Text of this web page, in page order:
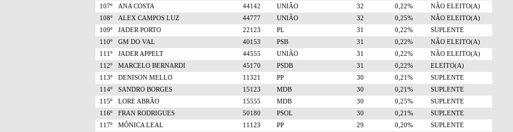
107º
ANA COSTA 44142 UNIÃO 32 0,22%
NÃO ELEITO(A)
108º
ALEX CAMPOS LUZ 44777 UNIÃO 32 0,25%
NÃO ELEITO(A)
109º
JADER PORTO 22123 PL 31 0,22%
SUPLENTE
110º
GM DO VAL 40153 PSB 31 0,22%
NÃO ELEITO(A)
111º
JADER APPELT 44555 UNIÃO 31 0,22%
NÃO ELEITO(A)
112º
MARCELO BERNARDI 45170 PSDB 31 0,22%
ELEITO(A)
113º
DENISON MELLO 11321 PP 30 0,21%
SUPLENTE
114º
SANDRO BORGES 15123 MDB 30 0,21%
SUPLENTE
115º
LORE ABRÃO 15555 MDB 30 0,25%
SUPLENTE
116º
FRAN RODRIGUES 50180 PSOL 30 0,21%
SUPLENTE
117º
MÔNICA LEAL 11123 PP 29 0,20%
SUPLENTE